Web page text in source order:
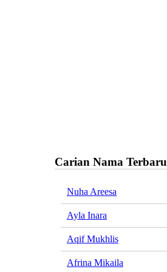
Carian Nama Terbaru
Nuha Areesa
Ayla Inara
Aqif Mukhlis
Afrina Mikaila